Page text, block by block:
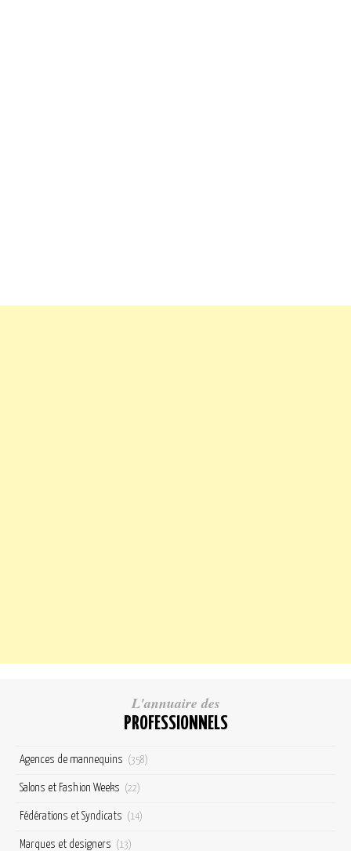
L'annuaire des
PROFESSIONNELS
Agences de mannequins (358)
Salons et Fashion Weeks (22)
Fédérations et Syndicats (14)
Marques et designers (13)